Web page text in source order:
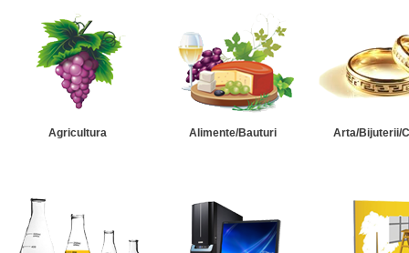
Agricultura Alimente/Bauturi Arta/Bijuterii/